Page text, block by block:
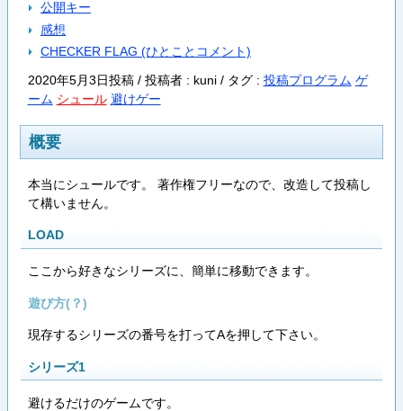
公開キー
感想
CHECKER FLAG (ひとことコメント)
2020年5月3日投稿 / 投稿者 : kuni / タグ : 投稿プログラム ゲ
ーム シュール 避けゲー
概要
本当にシュールです。 著作権フリーなので、改造して投稿し
て構いません。
LOAD
ここから好きなシリーズに、簡単に移動できます。
遊び方(？)
現存するシリーズの番号を打ってAを押して下さい。
シリーズ1
避けるだけのゲームです。